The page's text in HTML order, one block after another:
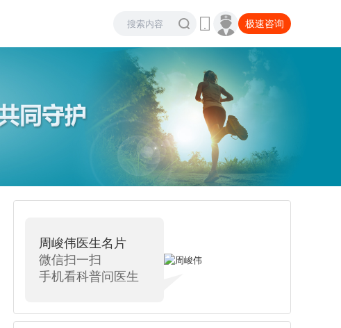
极速咨询
周峻伟医生名片
微信扫一扫
手机看科普问医生